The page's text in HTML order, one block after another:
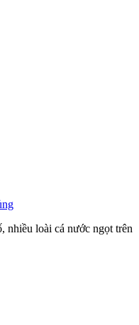
nhiều loài cá nước ngọt trên